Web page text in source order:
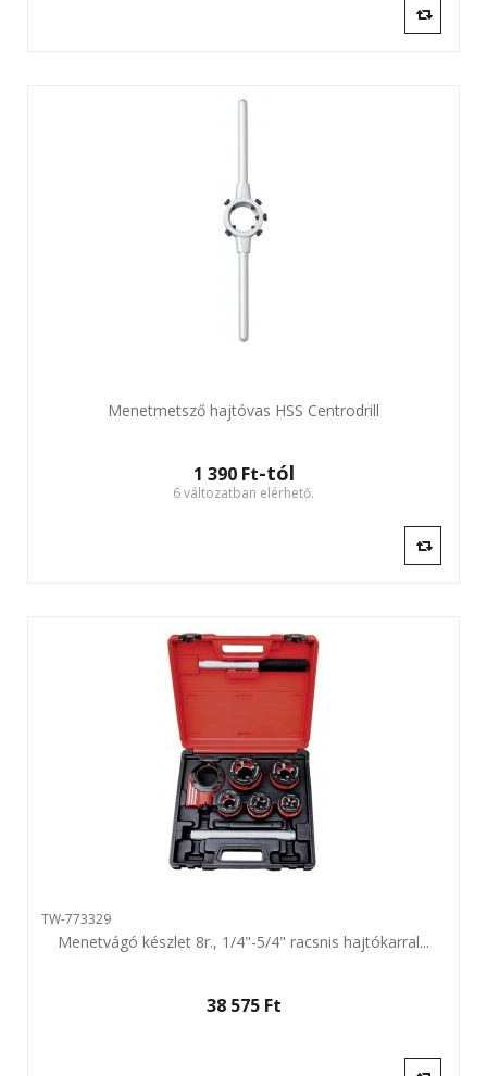
Menetmetsző hajtóvas HSS Centrodrill
1 390 Ft‎-tól
6 változatban elérhető.
TW-773329
Menetvágó készlet 8r., 1/4"-5/4" racsnis hajtókarral...
38 575 Ft‎